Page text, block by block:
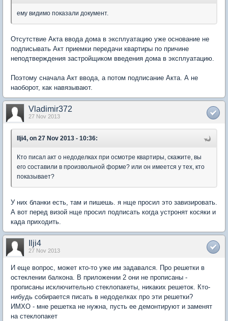
ему видимо показали документ.
Отсутствие Акта ввода дома в эксплуатацию уже основание не
подписывать Акт приемки передачи квартиры по причине
неподтверждения застройщиком введения дома в эксплуатацию.
Поэтому сначала Акт ввода, а потом подписание Акта. А не
наоборот, как навязывают.
Vladimir372
27 Nov 2013
Ilji4, on 27 Nov 2013 - 10:36:
Кто писал акт о недоделках при осмотре квартиры, скажите, вы
его составили в произвольной форме? или он имеется у тех, кто
показывает?
У них бланки есть, там и пишешь. я нще просил это завизировать.
А вот перед визой нще просил подписать когда устронят косяки и
када приходить.
Ilji4
27 Nov 2013
И еще вопрос, может кто-то уже им задавался. Про решетки в
остеклении балкона. В приложении 2 они не прописаны -
прописаны исключительно стеклопакеты, никаких решеток. Кто-
нибудь собирается писать в недоделках про эти решетки?
ИМХО - мне решетка не нужна, пусть ее демонтируют и заменят
на стеклопакет